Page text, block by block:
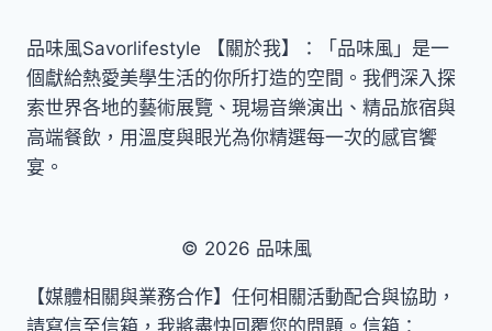
品味風Savorlifestyle 【關於我】：「品味風」是一
個獻給熱愛美學生活的你所打造的空間。我們深入探
索世界各地的藝術展覽、現場音樂演出、精品旅宿與
高端餐飲，用溫度與眼光為你精選每一次的感官饗
宴。
© 2026 品味風
【媒體相關與業務合作】任何相關活動配合與協助，
請寫信至信箱，我將盡快回覆您的問題。信箱：